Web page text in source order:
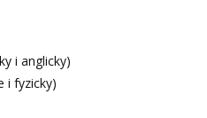
i anglicky)
i fyzicky)